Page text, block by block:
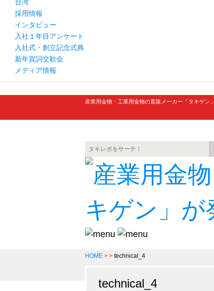
台湾
採用情報
インタビュー
入社１年目アンケート
入社式・創立記念式典
新年賀詞交歓会
メディア情報
産業用金物・工業用金物の直販メーカー「タキゲン
HOME > > technical_4
technical_4